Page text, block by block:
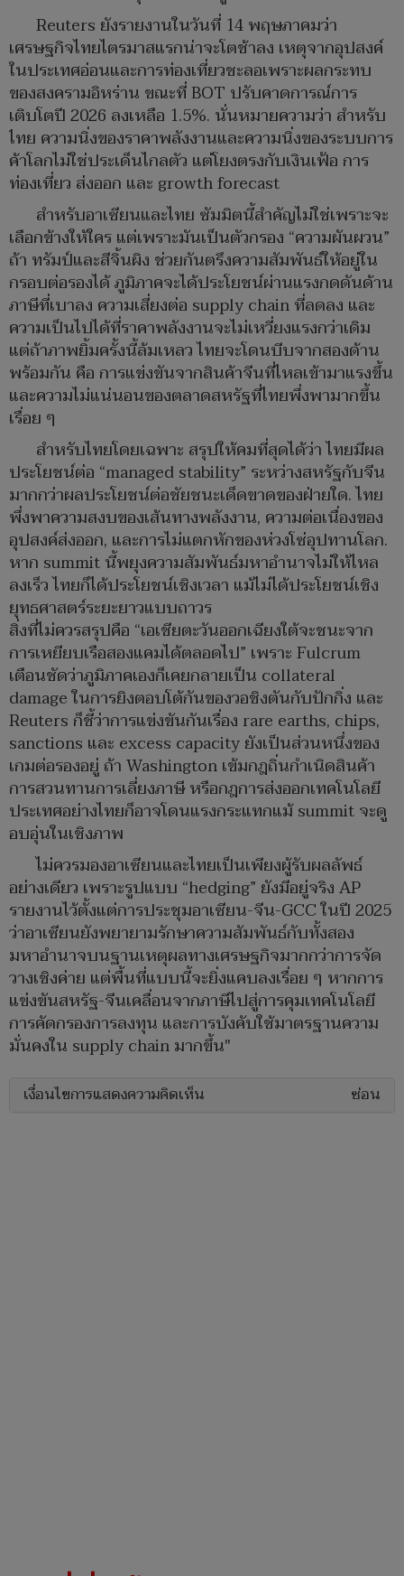
Reuters ยังรายงานในวันที่ 14 พฤษภาคมว่า
เศรษฐกิจไทยไตรมาสแรกน่าจะโตช้าลง เหตุจากอุปสงค์
ในประเทศอ่อนและการท่องเที่ยวชะลอเพราะผลกระทบ
ของสงครามอิหร่าน ขณะที่ BOT ปรับคาดการณ์การ
เติบโตปี 2026 ลงเหลือ 1.5%. นั่นหมายความว่า สำหรับ
ไทย ความนิ่งของราคาพลังงานและความนิ่งของระบบการ
ค้าโลกไม่ใช่ประเด็นไกลตัว แต่โยงตรงกับเงินเฟ้อ การ
ท่องเที่ยว ส่งออก และ growth forecast
สำหรับอาเซียนและไทย ซัมมิตนี้สำคัญไม่ใช่เพราะจะ
เลือกข้างให้ใคร แต่เพราะมันเป็นตัวกรอง “ความผันผวน”
ถ้า ทรัมป์และสีจิ้นผิง ช่วยกันตรึงความสัมพันธ์ให้อยู่ใน
กรอบต่อรองได้ ภูมิภาคจะได้ประโยชน์ผ่านแรงกดดันด้าน
ภาษีที่เบาลง ความเสี่ยงต่อ supply chain ที่ลดลง และ
ความเป็นไปได้ที่ราคาพลังงานจะไม่เหวี่ยงแรงกว่าเดิม
แต่ถ้าภาพยิ้มครั้งนี้ล้มเหลว ไทยจะโดนบีบจากสองด้าน
พร้อมกัน คือ การแข่งขันจากสินค้าจีนที่ไหลเข้ามาแรงขึ้น
และความไม่แน่นอนของตลาดสหรัฐที่ไทยพึ่งพามากขึ้น
เรื่อย ๆ
สำหรับไทยโดยเฉพาะ สรุปให้คมที่สุดได้ว่า ไทยมีผล
ประโยชน์ต่อ “managed stability” ระหว่างสหรัฐกับจีน
มากกว่าผลประโยชน์ต่อชัยชนะเด็ดขาดของฝ่ายใด. ไทย
พึ่งพาความสงบของเส้นทางพลังงาน, ความต่อเนื่องของ
อุปสงค์ส่งออก, และการไม่แตกหักของห่วงโซ่อุปทานโลก.
หาก summit นี้พยุงความสัมพันธ์มหาอำนาจไม่ให้ไหล
ลงเร็ว ไทยก็ได้ประโยชน์เชิงเวลา แม้ไม่ได้ประโยชน์เชิง
ยุทธศาสตร์ระยะยาวแบบถาวร
สิ่งที่ไม่ควรสรุปคือ “เอเชียตะวันออกเฉียงใต้จะชนะจาก
การเหยียบเรือสองแคมได้ตลอดไป” เพราะ Fulcrum
เตือนชัดว่าภูมิภาคเองก็เคยกลายเป็น collateral
damage ในการยิงตอบโต้กันของวอชิงตันกับปักกิ่ง และ
Reuters ก็ชี้ว่าการแข่งขันกันเรื่อง rare earths, chips,
sanctions และ excess capacity ยังเป็นส่วนหนึ่งของ
เกมต่อรองอยู่ ถ้า Washington เข้มกฎถิ่นกำเนิดสินค้า
การสวนทานการเลี่ยงภาษี หรือกฎการส่งออกเทคโนโลยี
ประเทศอย่างไทยก็อาจโดนแรงกระแทกแม้ summit จะดู
อบอุ่นในเชิงภาพ
ไม่ควรมองอาเซียนและไทยเป็นเพียงผู้รับผลลัพธ์
อย่างเดียว เพราะรูปแบบ “hedging” ยังมีอยู่จริง AP
รายงานไว้ตั้งแต่การประชุมอาเซียน-จีน-GCC ในปี 2025
ว่าอาเซียนยังพยายามรักษาความสัมพันธ์กับทั้งสอง
มหาอำนาจบนฐานเหตุผลทางเศรษฐกิจมากกว่าการจัด
วางเชิงค่าย แต่พื้นที่แบบนี้จะยิ่งแคบลงเรื่อย ๆ หากการ
แข่งขันสหรัฐ-จีนเคลื่อนจากภาษีไปสู่การคุมเทคโนโลยี
การคัดกรองการลงทุน และการบังคับใช้มาตรฐานความ
มั่นคงใน supply chain มากขึ้น"
เงื่อนไขการแสดงความคิดเห็น ซ่อน